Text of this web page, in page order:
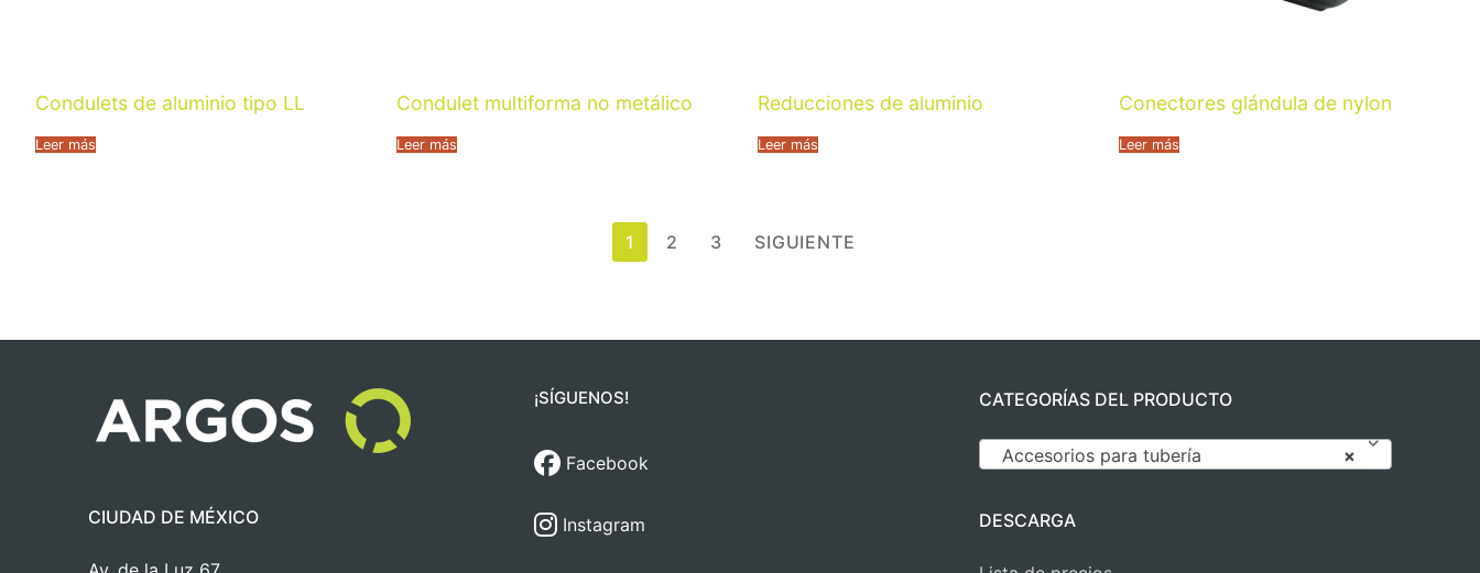
Condulets de aluminio tipo LL
Leer más
Condulet multiforma no metálico
Leer más
Reducciones de aluminio
Leer más
Conectores glándula de nylon
Leer más
1 2 3 SIGUIENTE
CIUDAD DE MÉXICO
¡SÍGUENOS!
Facebook
Instagram
CATEGORÍAS DEL PRODUCTO
×
Accesorios para tubería
DESCARGA